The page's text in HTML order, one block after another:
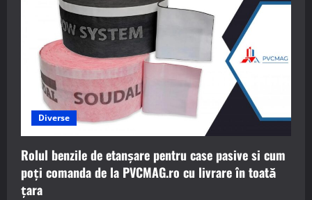
Diverse
Rolul benzile de etanșare pentru case pasive si cum
poți comanda de la PVCMAG.ro cu livrare în toată
țara